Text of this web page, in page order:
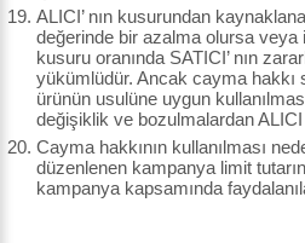
ALICI’ nın kusurundan
değerinde bir azalma olursa veya
kusuru oranında SATICI’ nın
yükümlüdür. Ancak cayma hakkı
ürünün usulüne uygun
değişiklik ve bozulmalardan
Cayma hakkının kullanılması
düzenlenen kampanya limit
kampanya kapsamında